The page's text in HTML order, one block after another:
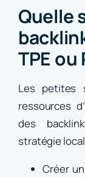
Quelle
TPE ou
Les petites
ressources
des
stratégie
Créer